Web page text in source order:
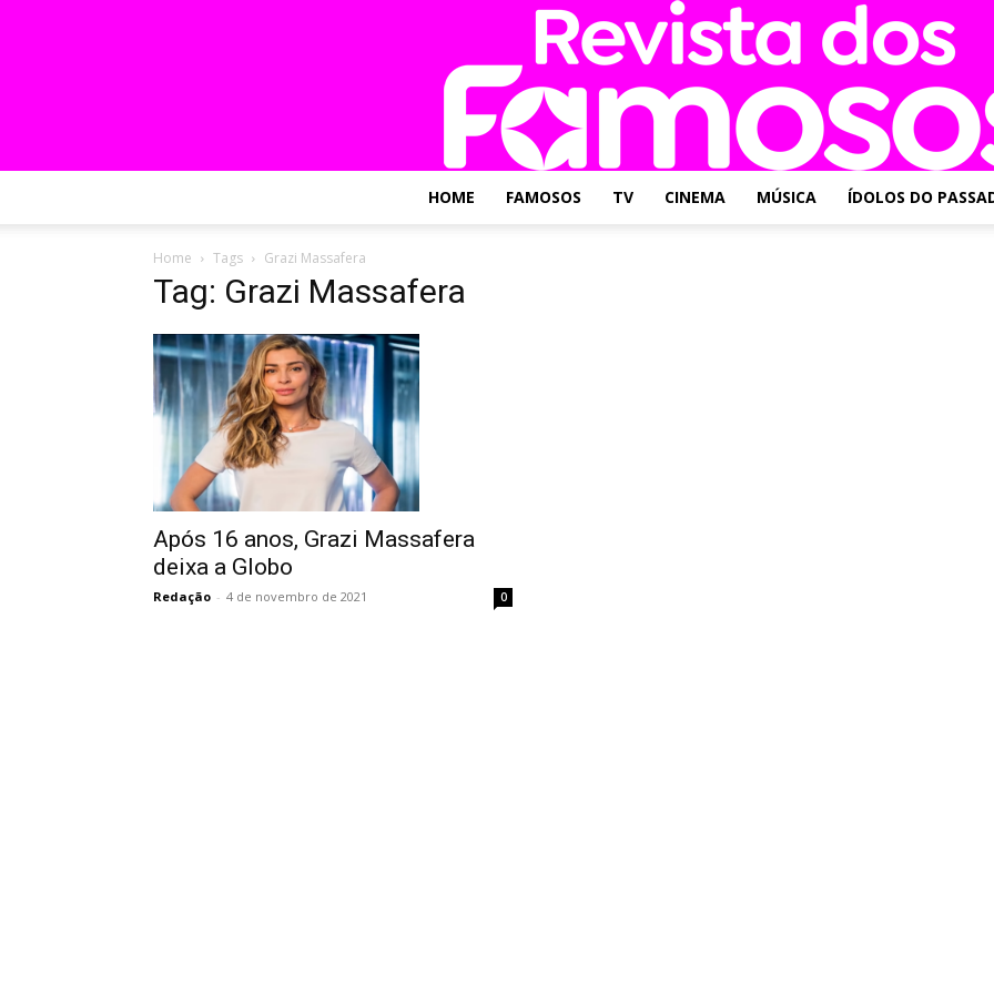
HOME FAMOSOS TV CINEMA MÚSICA ÍDOLOS DO
Home Tags Grazi Massafera
Tag: Grazi Massafera
Após 16 anos, Grazi Massafera
deixa a Globo
Redação - 4 de novembro de 2021 0